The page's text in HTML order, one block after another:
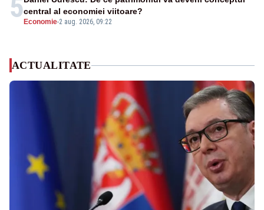
5 Economie-2 aug. 2026, 09:22
central al economiei viitoare?
ACTUALITATE